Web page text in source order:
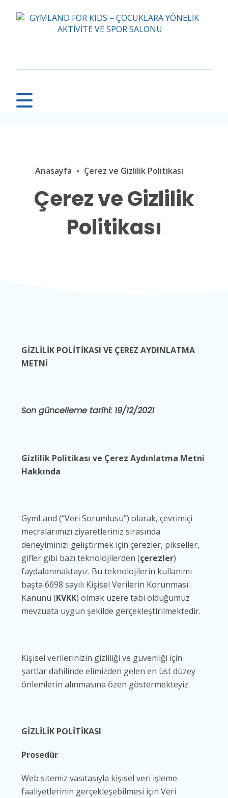
Anasayfa Çerez ve Gizlilik Politikası
Çerez ve Gizlilik
Politikası
GİZLİLİK POLİTİKASI VE ÇEREZ AYDINLATMA
METNİ
Son güncelleme tarihi: 19/12/2021
Gizlilik Politikası ve Çerez Aydınlatma Metni
Hakkında
GymLand (“Veri Sorumlusu”) olarak, çevrimiçi
mecralarımızı ziyaretleriniz sırasında
deneyiminizi geliştirmek için çerezler, pikseller,
gifler gibi bazı teknolojilerden (çerezler)
faydalanmaktayız. Bu teknolojilerin kullanımı
başta 6698 sayılı Kişisel Verilerin Korunması
Kanunu (KVKK) olmak üzere tabi olduğumuz
mevzuata uygun şekilde gerçekleştirilmektedir.
Kişisel verilerinizin gizliliği ve güvenliği için
şartlar dahilinde elimizden gelen en üst düzey
önlemlerin alınmasına özen göstermekteyiz.
GİZLİLİK POLİTİKASI
Prosedür
Web sitemiz vasıtasıyla kişisel veri işleme
faaliyetlerinin gerçekleşebilmesi için Veri